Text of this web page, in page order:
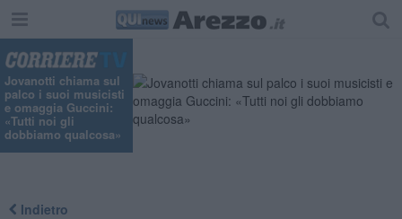
Jovanotti chiama sul
palco i suoi musicisti
e omaggia Guccini:
«Tutti noi gli
dobbiamo qualcosa»
Indietro